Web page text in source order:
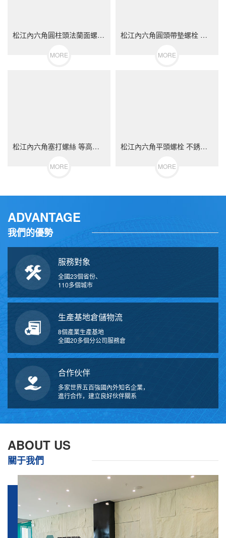
松江內六角圓柱頭法蘭面螺栓 不銹鋼（304/316）碳鋼 合金鋼
MORE
松江內六角圓頭帶墊螺栓 不銹鋼（304/316）碳鋼 合金鋼
MORE
松江內六角塞打螺絲 等高限位螺栓 不銹鋼（304/316）碳鋼 合金鋼
MORE
松江內六角平頭螺栓 不銹鋼（304/316）碳鋼 合金鋼
MORE
ADVANTAGE
我們的優勢
服務對象
全國23個省份、
110多個城市
生產基地倉儲物流
8個產業生產基地
全國20多個分公司服務倉
合作伙伴
多家世界五百強國內外知名企業，
進行合作，建立良好伙伴關系
ABOUT US
關于我們